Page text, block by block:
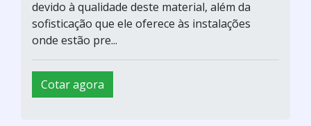
devido à qualidade deste material, além da
sofisticação que ele oferece às instalações
onde estão pre...
Cotar agora